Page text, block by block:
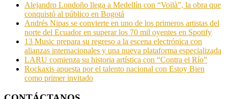
Alejandro Londoño llega a Medellín con “Voilà”, la obra que
conquistó al público en Bogotá
Andrés Nipas se convierte en uno de los primeros artistas del
norte del Ecuador en superar los 70 mil oyentes en Spotify
13 Music prepara su regreso a la escena electrónica con
alianzas internacionales y una nueva plataforma especializada
LARU comienza su historia artística con “Contra el Río”
Rockaxis apuesta por el talento nacional con Estoy Bien
como primer invitado